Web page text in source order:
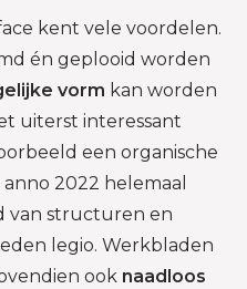
kent vele voordelen.
én geplooid worden
vorm kan worden
uiterst interessant
een organische
2022 helemaal
van structuren en
legio. Werkbladen
ook naadloos